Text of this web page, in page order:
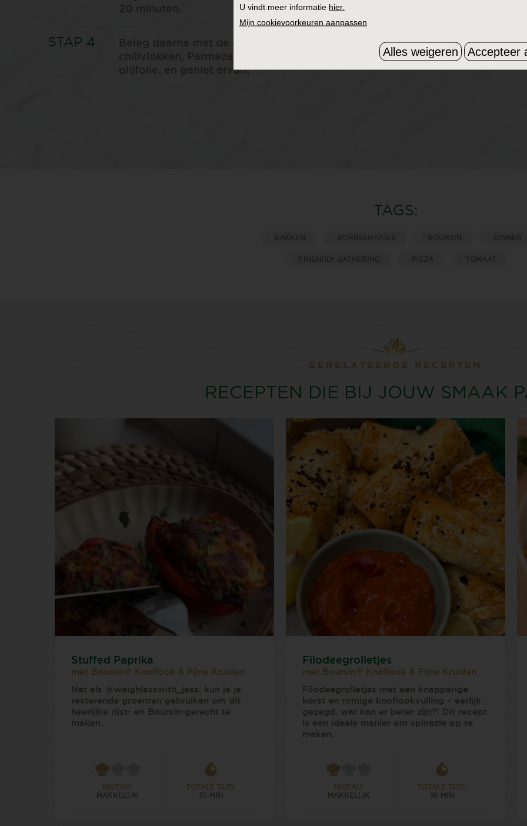
20 minuten.
Beleg daarna met de rucola, gehalveerde cherrytomaatjes,
chilivlokken, Parmezaanse kaas en nog meer Boursin, evenals wat
olijfolie, en geniet ervan!
TAGS:
BAKKEN BORRELHAPJES BOURSIN DINNER
FRIENDLY GATHERING PIZZA TOMAAT
GERELATEERDE RECEPTEN
RECEPTEN DIE BIJ JOUW SMAAK
Stuffed Paprika
met Boursin® Knoflook & Fijne Kruiden
Net als @weighlesswith_jess, kun je je
resterende groenten gebruiken om dit
heerlijke rijst- en Boursin-gerecht te
maken.
NIVEAU:
MAKKELIJK
TOTALE TIJD:
35 MIN
Filodeegrolletjes
met Boursin® Knoflook & Fijne Kruiden
Filodeegrolletjes met een knapperige
korst en romige knoflookvulling – eerlijk
gezegd, wat kan er beter zijn?! Dit recept
is een ideale manier om spinazie op te
maken.
NIVEAU:
MAKKELIJK
TOTALE TIJD:
38 MIN
U vindt meer informatie hier.
Mijn cookievoorkeuren aanpassen
Alles weigeren Accepteer